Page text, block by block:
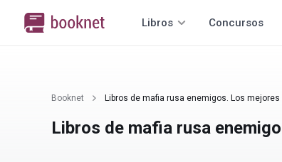
Libros Concursos
Booknet Libros de mafia rusa enemigos. Los
Libros de mafia rusa